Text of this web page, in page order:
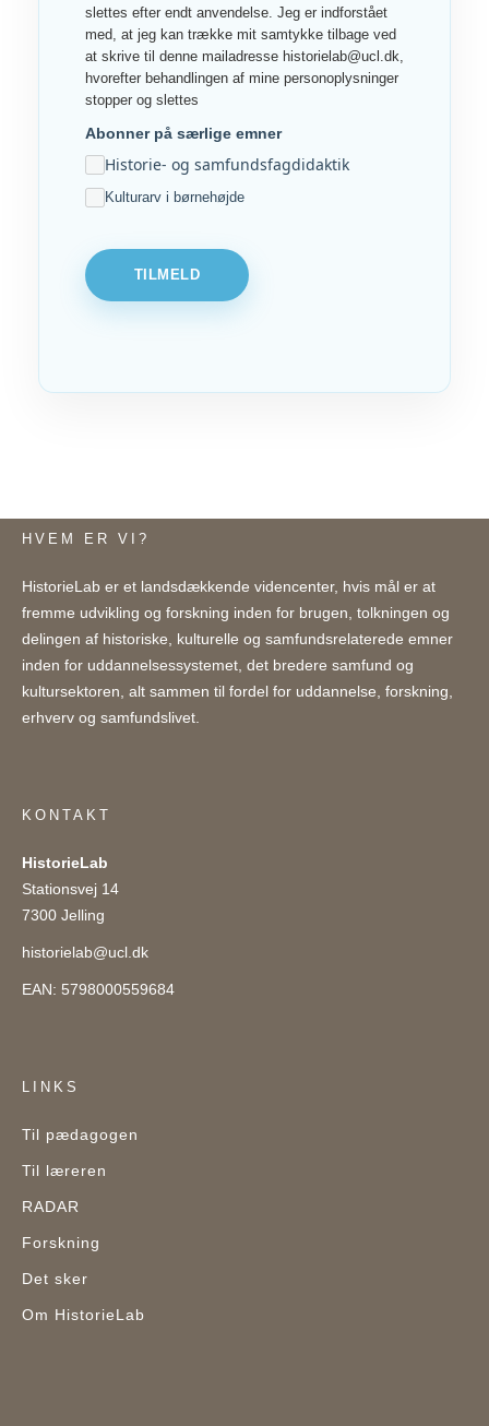
slettes efter endt anvendelse. Jeg er indforstået
med, at jeg kan trække mit samtykke tilbage ved
at skrive til denne mailadresse historielab@ucl.dk,
hvorefter behandlingen af mine personoplysninger
stopper og slettes
Abonner på særlige emner
Historie- og samfundsfagdidaktik
Kulturarv i børnehøjde
TILMELD
HVEM ER VI?
HistorieLab er et landsdækkende videncenter, hvis mål er at
fremme udvikling og forskning inden for brugen, tolkningen og
delingen af historiske, kulturelle og samfundsrelaterede emner
inden for uddannelsessystemet, det bredere samfund og
kultursektoren, alt sammen til fordel for uddannelse, forskning,
erhverv og samfundslivet.
KONTAKT
HistorieLab
Stationsvej 14
7300 Jelling
historielab@ucl.dk
EAN: 5798000559684
LINKS
Til pædagogen
Til læreren
RADAR
Forskning
Det sker
Om HistorieLab